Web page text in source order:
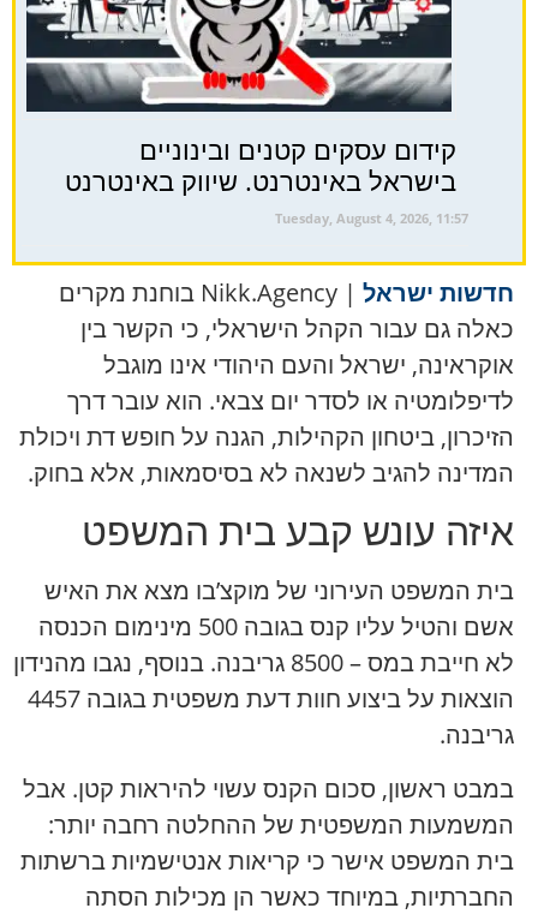
קידום עסקים קטנים ובינוניים
בישראל באינטרנט. שיווק באינטרנט
Tuesday, August 4, 2026, 11:57
חדשות ישראל
| Nikk.Agency בוחנת מקרים
כאלה גם עבור הקהל הישראלי, כי הקשר בין
אוקראינה, ישראל והעם היהודי אינו מוגבל
לדיפלומטיה או לסדר יום צבאי. הוא עובר דרך
הזיכרון, ביטחון הקהילות, הגנה על חופש דת ויכולת
המדינה להגיב לשנאה לא בסיסמאות, אלא בחוק.
איזה עונש קבע בית המשפט
בית המשפט העירוני של מוקצ’בו מצא את האיש
אשם והטיל עליו קנס בגובה 500 מינימום הכנסה
לא חייבת במס – 8500 גריבנה. בנוסף, נגבו מהנידון
הוצאות על ביצוע חוות דעת משפטית בגובה 4457
גריבנה.
במבט ראשון, סכום הקנס עשוי להיראות קטן. אבל
המשמעות המשפטית של ההחלטה רחבה יותר:
בית המשפט אישר כי קריאות אנטישמיות ברשתות
החברתיות, במיוחד כאשר הן מכילות הסתה